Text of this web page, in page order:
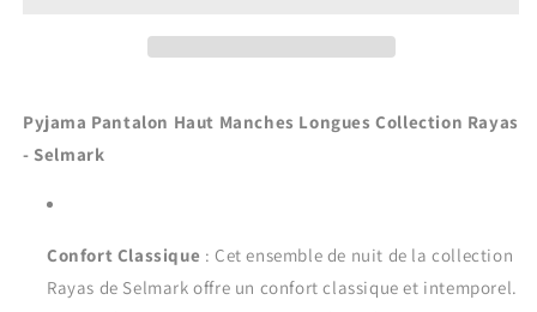
Pyjama Pantalon Haut Manches Longues Collection Rayas
- Selmark
Confort Classique : Cet ensemble de nuit de la collection
Rayas de Selmark offre un confort classique et intemporel.